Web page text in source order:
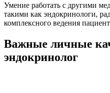
Умение работать с другими
такими как эндокринологи,
комплексного ведения
Важные личные
эндокринолог